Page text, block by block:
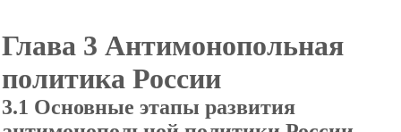
Глава 3 Антимонопольная
политика России
3.1 Основные этапы развития